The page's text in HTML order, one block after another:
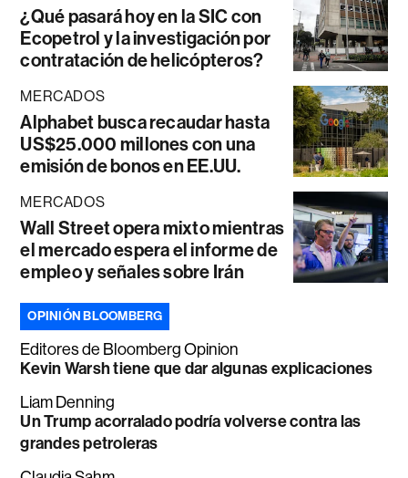
¿Qué pasará hoy en la SIC con
Ecopetrol y la investigación por
contratación de helicópteros?
MERCADOS
Alphabet busca recaudar hasta
US$25.000 millones con una
emisión de bonos en EE.UU.
MERCADOS
Wall Street opera mixto mientras
el mercado espera el informe de
empleo y señales sobre Irán
OPINIÓN BLOOMBERG
Editores de Bloomberg Opinion
Kevin Warsh tiene que dar algunas explicaciones
Liam Denning
Un Trump acorralado podría volverse contra las
grandes petroleras